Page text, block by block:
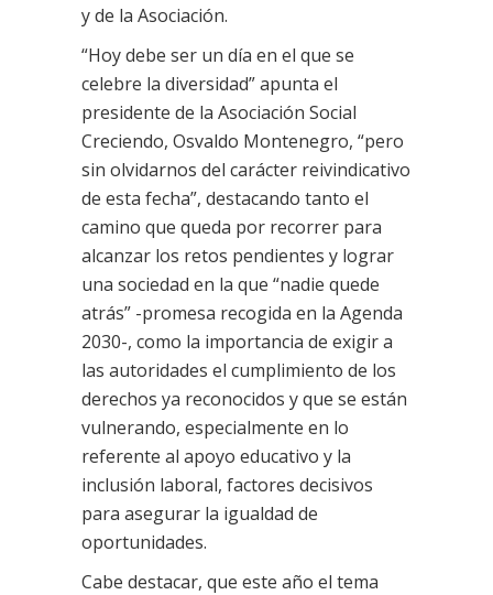
y de la Asociación.
“Hoy debe ser un día en el que se
celebre la diversidad” apunta el
presidente de la Asociación Social
Creciendo, Osvaldo Montenegro, “pero
sin olvidarnos del carácter reivindicativo
de esta fecha”, destacando tanto el
camino que queda por recorrer para
alcanzar los retos pendientes y lograr
una sociedad en la que “nadie quede
atrás” -promesa recogida en la Agenda
2030-, como la importancia de exigir a
las autoridades el cumplimiento de los
derechos ya reconocidos y que se están
vulnerando, especialmente en lo
referente al apoyo educativo y la
inclusión laboral, factores decisivos
para asegurar la igualdad de
oportunidades.
Cabe destacar, que este año el tema